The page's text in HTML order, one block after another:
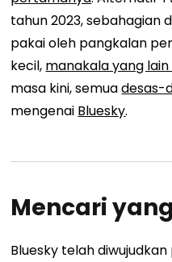
tahun 2023, sebahagian
pakai oleh pangkalan
kecil, manakala yang
masa kini, semuadesas-
mengenai Bluesky.
Mencari
Bluesky telah